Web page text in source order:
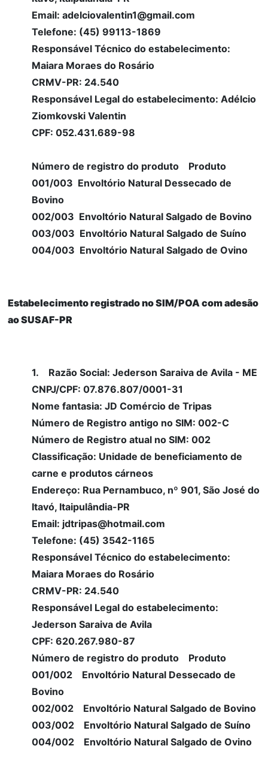
Email: adelciovalentin1@gmail.com
Telefone: (45) 99113-1869
Responsável Técnico do estabelecimento:
Maiara Moraes do Rosário
CRMV-PR: 24.540
Responsável Legal do estabelecimento: Adélcio
Ziomkovski Valentin
CPF: 052.431.689-98
Número de registro do produto Produto
001/003 Envoltório Natural Dessecado de
Bovino
002/003 Envoltório Natural Salgado de Bovino
003/003 Envoltório Natural Salgado de Suíno
004/003 Envoltório Natural Salgado de Ovino
Estabelecimento registrado no SIM/POA com adesão
ao SUSAF-PR
1. Razão Social: Jederson Saraiva de Avila - ME
CNPJ/CPF: 07.876.807/0001-31
Nome fantasia: JD Comércio de Tripas
Número de Registro antigo no SIM: 002-C
Número de Registro atual no SIM: 002
Classificação: Unidade de beneficiamento de
carne e produtos cárneos
Endereço: Rua Pernambuco, nº 901, São José do
Itavó, Itaipulândia-PR
Email: jdtripas@hotmail.com
Telefone: (45) 3542-1165
Responsável Técnico do estabelecimento:
Maiara Moraes do Rosário
CRMV-PR: 24.540
Responsável Legal do estabelecimento:
Jederson Saraiva de Avila
CPF: 620.267.980-87
Número de registro do produto Produto
001/002 Envoltório Natural Dessecado de
Bovino
002/002 Envoltório Natural Salgado de Bovino
003/002 Envoltório Natural Salgado de Suíno
004/002 Envoltório Natural Salgado de Ovino